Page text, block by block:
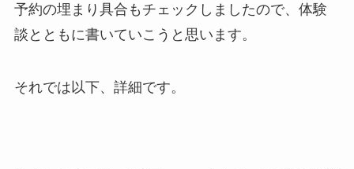
予約の埋まり具合もチェックしましたので、体験
談とともに書いていこうと思います。
それでは以下、詳細です。